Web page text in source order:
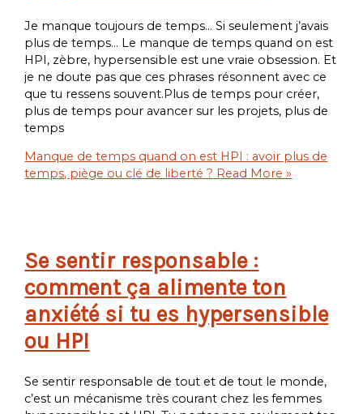
Je manque toujours de temps… Si seulement j’avais
plus de temps… Le manque de temps quand on est
HPI, zèbre, hypersensible est une vraie obsession. Et
je ne doute pas que ces phrases résonnent avec ce
que tu ressens souvent.Plus de temps pour créer,
plus de temps pour avancer sur les projets, plus de
temps
Manque de temps quand on est HPI : avoir plus de
temps, piège ou clé de liberté ? Read More »
Se sentir responsable :
comment ça alimente ton
anxiété si tu es hypersensible
ou HPI
Se sentir responsable de tout et de tout le monde,
c’est un mécanisme très courant chez les femmes